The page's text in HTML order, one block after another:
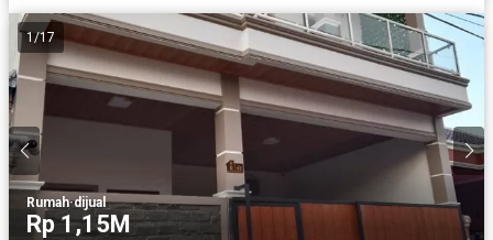
1/17
Rumah·dijual
Rp 1,15M